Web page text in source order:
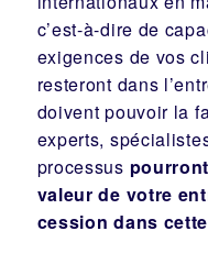
c’est-à-dire de
exigences de vos
resteront dans
doivent pouvoir la
experts,
processus
valeur de votre
cession dans